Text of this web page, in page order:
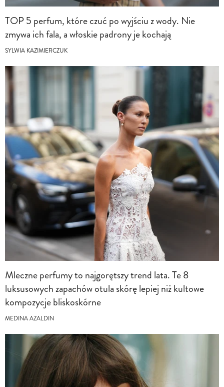
TOP 5 perfum, które czuć po wyjściu z wody. Nie
zmywa ich fala, a włoskie padrony je kochają
SYLWIA KAZIMIERCZUK
Mleczne perfumy to najgorętszy trend lata. Te 8
luksusowych zapachów otula skórę lepiej niż kultowe
kompozycje bliskoskórne
MEDINA AZALDIN